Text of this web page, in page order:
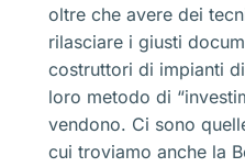
oltre che avere dei
rilasciare i giusti
costruttori di impianti
loro metodo di
vendono. Ci sono
cui troviamo anche la